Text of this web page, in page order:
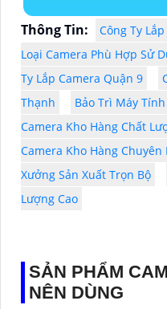
Thông Tin: Công Ty
Loại Camera Phù Hợp Sử
Ty Lắp Camera Quận 9
Thạnh
Bảo Trì Máy
Camera Kho Hàng Chất
Camera Kho Hàng Chuyên
Xưởng Sản Xuất Trọn Bộ
Lượng Cao
SẢN PHẨM
NÊN DÙNG